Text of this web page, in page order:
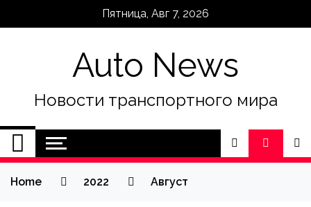
Пятница, Авг 7, 2026
Auto News
Новости транспортного мира
Home 2022 Август